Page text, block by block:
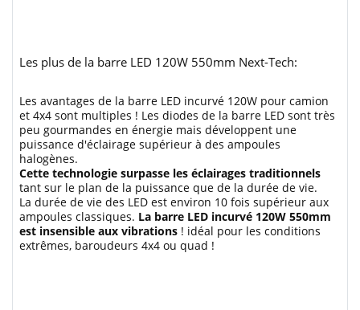
Les plus de la barre LED 120W 550mm Next-Tech:
Les avantages de la barre LED incurvé 120W pour camion
et 4x4 sont multiples ! Les diodes de la barre LED sont très
peu gourmandes en énergie mais développent une
puissance d'éclairage supérieur à des ampoules
halogènes.
Cette technologie surpasse les éclairages traditionnels
tant sur le plan de la puissance que de la durée de vie.
La durée de vie des LED est environ 10 fois supérieur aux
ampoules classiques. La barre LED incurvé 120W 550mm
est insensible aux vibrations ! idéal pour les conditions
extrêmes, baroudeurs 4x4 ou quad !